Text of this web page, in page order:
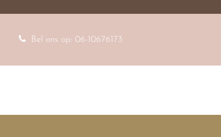
Bel ons op: 06-10676173